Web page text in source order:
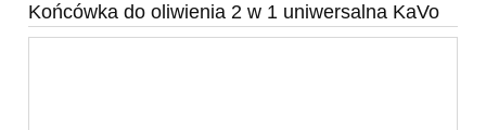
Końcówka do oliwienia 2 w 1 uniwersalna KaVo